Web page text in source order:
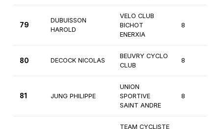
79
DUBUISSON
HAROLD
VELO CLUB
BICHOT
ENERXIA
8
80 DECOCK NICOLAS
BEUVRY CYCLO
CLUB
8
81 JUNG PHILIPPE
UNION
SPORTIVE
SAINT ANDRE
8
TEAM CYCLISTE